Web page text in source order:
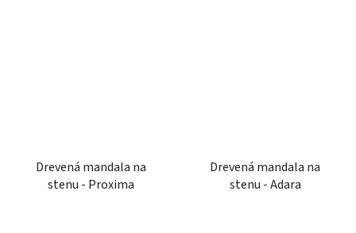
Drevená mandala na
stenu - Proxima
Drevená mandala na
stenu - Adara